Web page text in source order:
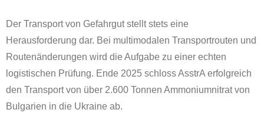
Der Transport von Gefahrgut stellt stets eine
Herausforderung dar. Bei multimodalen Transportrouten und
Routenänderungen wird die Aufgabe zu einer echten
logistischen Prüfung. Ende 2025 schloss AsstrA erfolgreich
den Transport von über 2.600 Tonnen Ammoniumnitrat von
Bulgarien in die Ukraine ab.